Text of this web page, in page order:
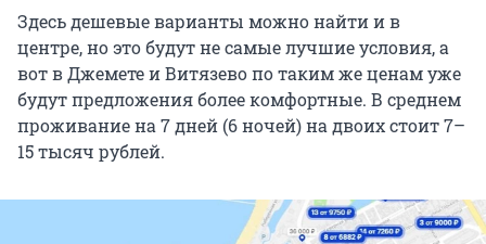
Здесь дешевые варианты можно найти и в
центре, но это будут не самые лучшие условия, а
вот в Джемете и Витязево по таким же ценам уже
будут предложения более комфортные. В среднем
проживание на 7 дней (6 ночей) на двоих стоит 7–
15 тысяч рублей.